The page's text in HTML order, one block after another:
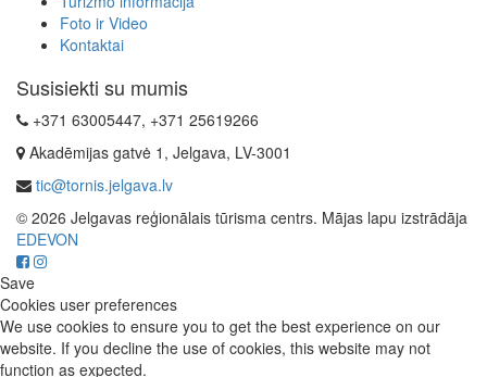
Foto ir Video
Kontaktai
Susisiekti su mumis
+371 63005447, +371 25619266
Akadēmijas gatvė 1, Jelgava, LV-3001
tic@tornis.jelgava.lv
© 2026 Jelgavas reģionālais tūrisma centrs. Mājas lapu izstrādāja
EDEVON
Save
Cookies user preferences
We use cookies to ensure you to get the best experience on our
website. If you decline the use of cookies, this website may not
function as expected.